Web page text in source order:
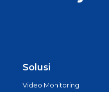
Solusi
Video Monitoring